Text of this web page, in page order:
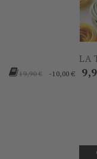
LA
Prezzo
19,90 € -10,00 €